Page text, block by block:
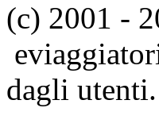
(c) 2001 -
dagli utenti.